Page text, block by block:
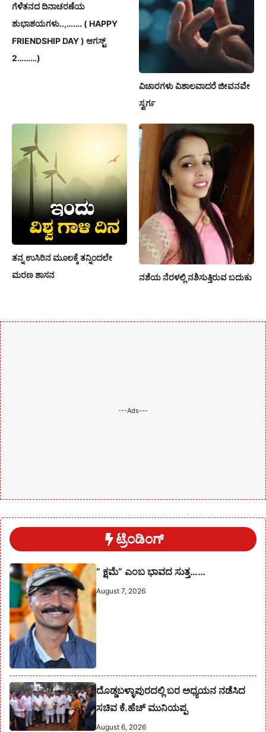
ಗೆಳೆತನದ ದಿನಾಚರಣೆಯ
ಶುಭಾಶಯಗಳು..,……. ( HAPPY
FRIENDSHIP DAY ) ಆಗಸ್ಟ್
2………)
ವಿಚಾರಗಳು ವಿಶಾಲವಾದರೆ ಜೀವನವೇ
ಸ್ವರ್ಗ
ತನ್ನ ಉಸಿರಿನ ಮೂಲಕ್ಕೆ ತನ್ನಿಂದಲೇ
ಮರಣ ಶಾಸನ
ನಶೆಯ ನೆರಳಲ್ಲಿ ನಶಿಸುತ್ತಿರುವ ಬದುಕು
---Ads---
ಟ್ರೆಂಡಿಂಗ್
” ಕ್ಷಮೆ” ಎಂಬ ಭಾವದ ಸುತ್ತ……
August 7, 2026
ದೊಡ್ಡಬಳ್ಳಾಪುರದಲ್ಲಿ ಬರ ಅಧ್ಯಯನ ನಡೆಸಿದ
ಸಚಿವ ಕೆ.ಹೆಚ್ ಮುನಿಯಪ್ಪ
August 6, 2026